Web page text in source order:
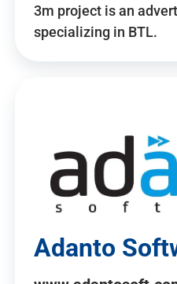
3m project is an
specializing in BTL.
Adanto